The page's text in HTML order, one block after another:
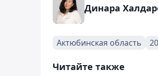
Динара
Актюбинская область
Читайте также